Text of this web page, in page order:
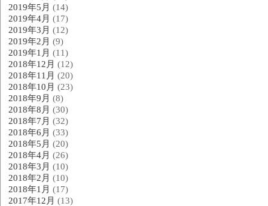
2019年5月 (14)
2019年4月 (17)
2019年3月 (12)
2019年2月 (9)
2019年1月 (11)
2018年12月 (12)
2018年11月 (20)
2018年10月 (23)
2018年9月 (8)
2018年8月 (30)
2018年7月 (32)
2018年6月 (33)
2018年5月 (20)
2018年4月 (26)
2018年3月 (10)
2018年2月 (10)
2018年1月 (17)
2017年12月 (13)